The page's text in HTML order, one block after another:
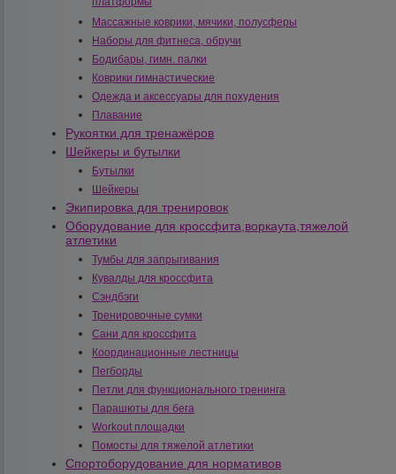
Массажные коврики, мячики, полусферы
Наборы для фитнеса, обручи
Бодибары, гимн. палки
Коврики гимнастические
Одежда и аксессуары для похудения
Плавание
Рукоятки для тренажёров
Шейкеры и бутылки
Бутылки
Шейкеры
Экипировка для тренировок
Оборудование для кроссфита,воркаута,тяжелой
атлетики
Тумбы для запрыгивания
Кувалды для кроссфита
Сэндбэги
Тренировочные сумки
Сани для кроссфита
Координационные лестницы
Пегборды
Петли для функционального тренинга
Парашюты для бега
Workout площадки
Помосты для тяжелой атлетики
Спортоборудование для нормативов